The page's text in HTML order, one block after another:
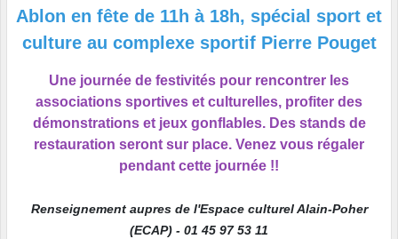
Ablon en fête de 11h à 18h, spécial sport et
culture au complexe sportif Pierre Pouget
Une journée de festivités pour rencontrer les
associations sportives et culturelles, profiter des
démonstrations et jeux gonflables. Des stands de
restauration seront sur place. Venez vous régaler
pendant cette journée !!
Renseignement aupres de l'Espace culturel Alain-Poher
(ECAP) - 01 45 97 53 11